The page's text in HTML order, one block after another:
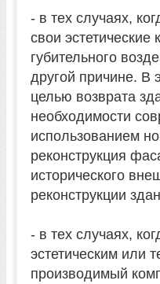
- в тех случаях,
свои эстетические
губительного
другой причине. В
целью возврата
необходимости
использованием
реконструкция
исторического
реконструкции
- в тех случаях,
эстетическим или
производимый